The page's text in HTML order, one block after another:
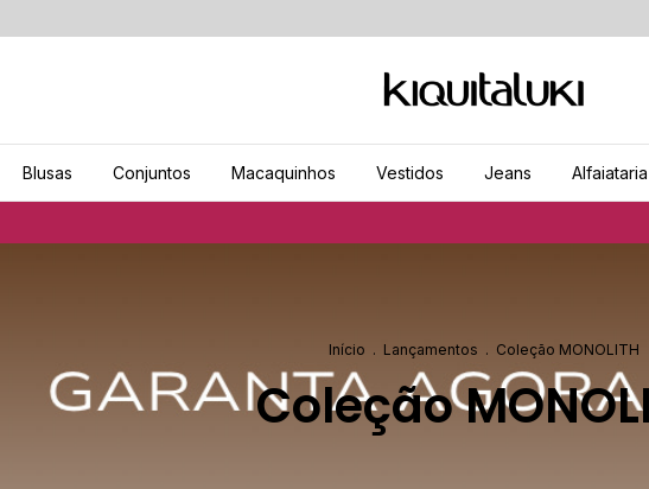
Blusas Conjuntos Macaquinhos Vestidos Jeans Alfaiataria
Início . Lançamentos . Coleção MONOLITH
Coleção